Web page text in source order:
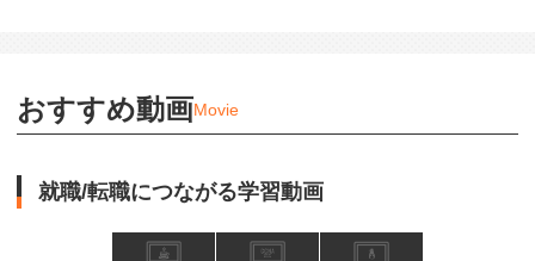
おすすめ動画Movie
就職/転職につながる学習動画